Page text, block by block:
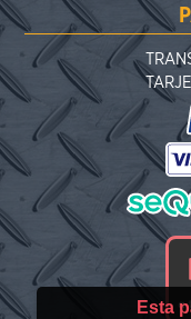
Esta